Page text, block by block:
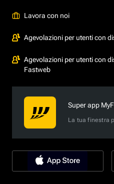
Lavora con noi
Agevolazioni per utenti con
Agevolazioni per utenti con
Fastweb
Super app
La tua finestra